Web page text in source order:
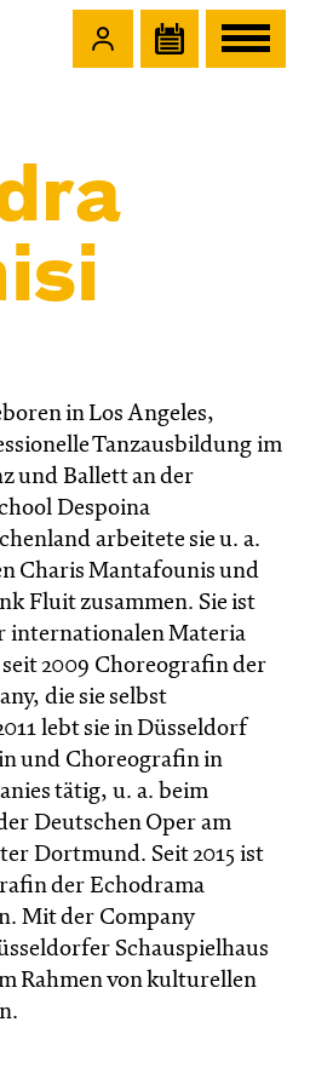
in Los Angeles,
Tanzausbildung im
und Ballett an der
Despoina
arbeitete sie u. a.
Charis Mantafounis und
Fluit zusammen. Sie ist
internationalen Materia
2009 Choreografin der
die sie selbst
lebt sie in Düsseldorf
und Choreografin in
tätig, u. a. beim
Deutschen Oper am
Dortmund. Seit 2015 ist
der Echodrama
Mit der Company
Schauspielhaus
Rahmen von kulturellen